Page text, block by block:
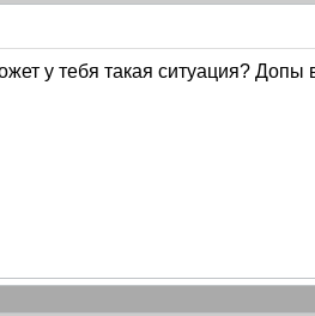
у тебя такая ситуация? Допы